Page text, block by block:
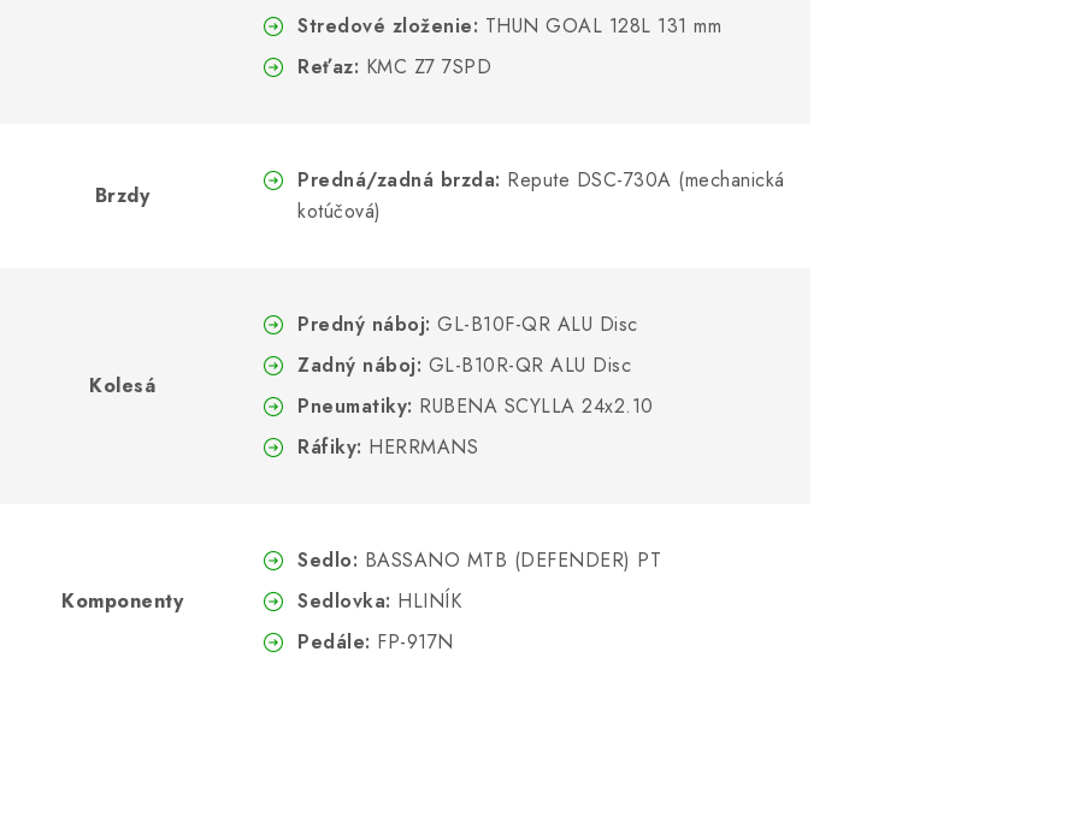
Stredové zloženie: THUN GOAL 128L 131 mm
Reťaz: KMC Z7 7SPD
Brzdy
Predná/zadná brzda: Repute DSC-730A (mechanická
kotúčová)
Kolesá
Predný náboj: GL-B10F-QR ALU Disc
Zadný náboj: GL-B10R-QR ALU Disc
Pneumatiky: RUBENA SCYLLA 24x2.10
Ráfiky: HERRMANS
Komponenty
Sedlo: BASSANO MTB (DEFENDER) PT
Sedlovka: HLINÍK
Pedále: FP-917N